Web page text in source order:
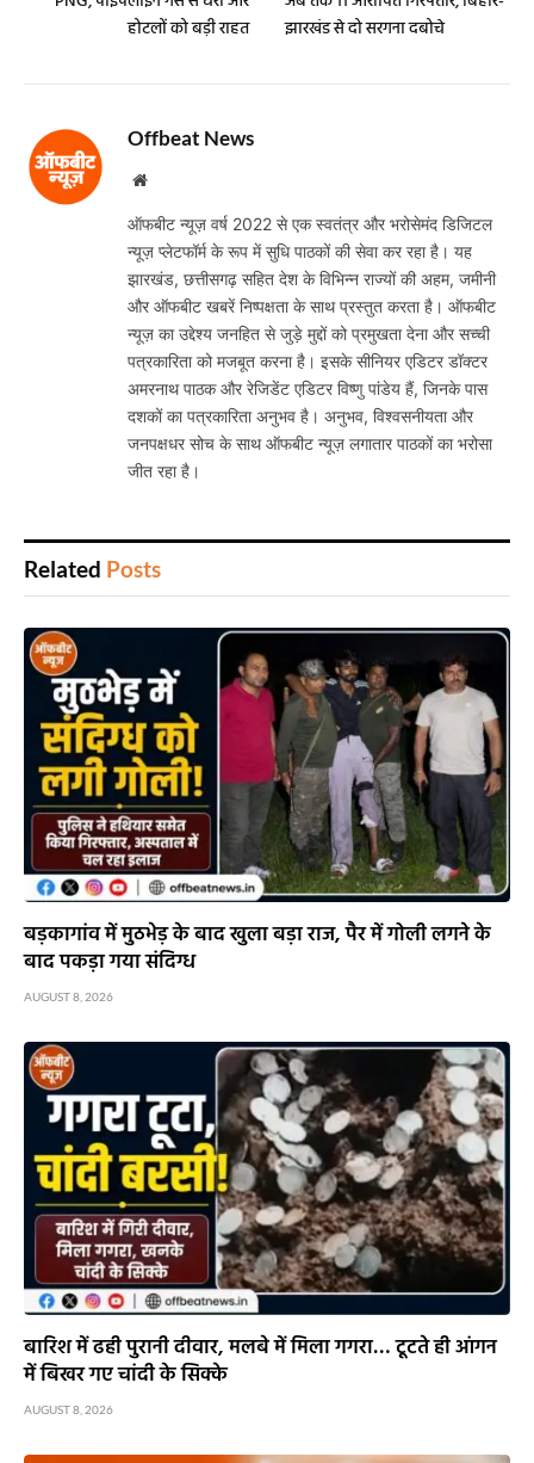
होटलों को बड़ी राहत
झारखंड से दो सरगना दबोचे
Offbeat News
Website
ऑफबीट न्यूज़ वर्ष 2022 से एक स्वतंत्र और भरोसेमंद डिजिटल
न्यूज़ प्लेटफॉर्म के रूप में सुधि पाठकों की सेवा कर रहा है। यह
झारखंड, छत्तीसगढ़ सहित देश के विभिन्न राज्यों की अहम, जमीनी
और ऑफबीट खबरें निष्पक्षता के साथ प्रस्तुत करता है। ऑफबीट
न्यूज़ का उद्देश्य जनहित से जुड़े मुद्दों को प्रमुखता देना और सच्ची
पत्रकारिता को मजबूत करना है। इसके सीनियर एडिटर डॉक्टर
अमरनाथ पाठक और रेजिडेंट एडिटर विष्णु पांडेय हैं, जिनके पास
दशकों का पत्रकारिता अनुभव है। अनुभव, विश्वसनीयता और
जनपक्षधर सोच के साथ ऑफबीट न्यूज़ लगातार पाठकों का भरोसा
जीत रहा है।
Related Posts
बड़कागांव में मुठभेड़ के बाद खुला बड़ा राज, पैर में गोली लगने के
बाद पकड़ा गया संदिग्ध
AUGUST 8, 2026
बारिश में ढही पुरानी दीवार, मलबे में मिला गगरा… टूटते ही आंगन
में बिखर गए चांदी के सिक्के
AUGUST 8, 2026